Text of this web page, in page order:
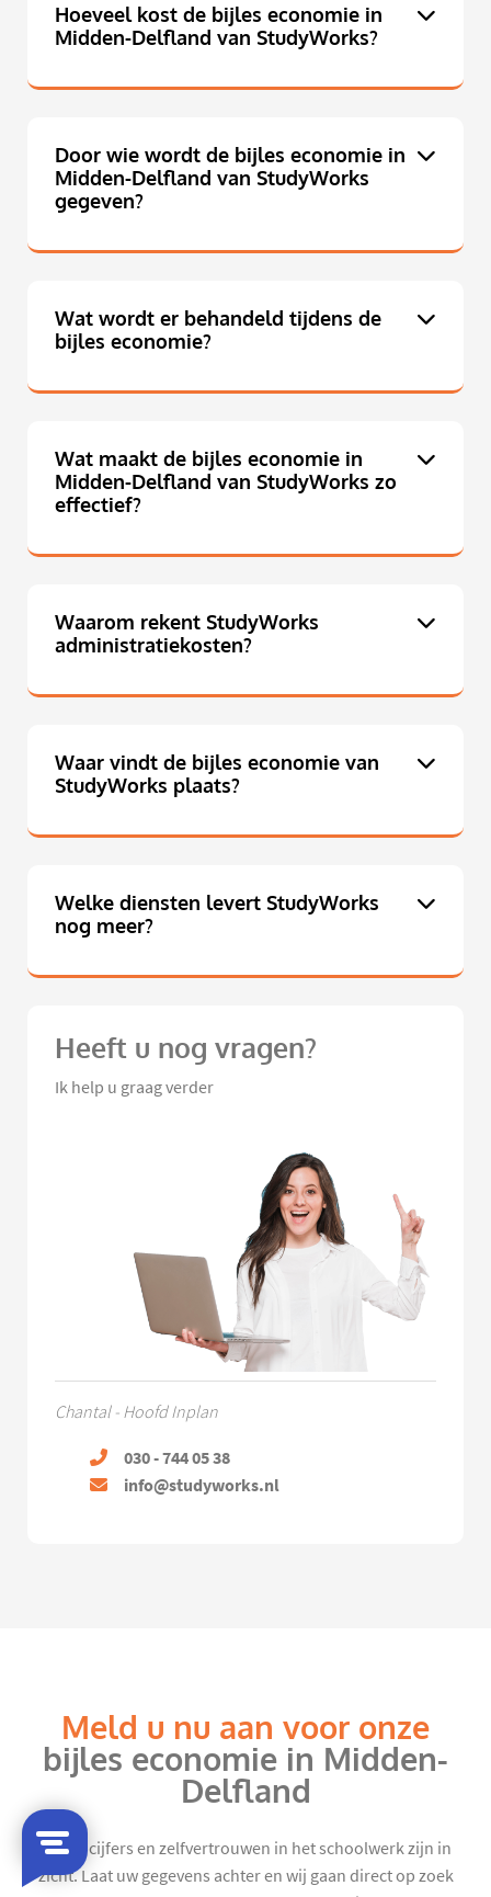
Hoeveel kost de bijles economie in
Midden-Delfland van StudyWorks?
Door wie wordt de bijles economie in
Midden-Delfland van StudyWorks
gegeven?
Wat wordt er behandeld tijdens de
bijles economie?
Wat maakt de bijles economie in
Midden-Delfland van StudyWorks zo
effectief?
Waarom rekent StudyWorks
administratiekosten?
Waar vindt de bijles economie van
StudyWorks plaats?
Welke diensten levert StudyWorks
nog meer?
Heeft u nog vragen?
Ik help u graag verder
Chantal - Hoofd Inplan
030 - 744 05 38
info@studyworks.nl
Meld u nu aan voor onze
bijles economie in Midden-
Delfland
Mooie cijfers en zelfvertrouwen in het schoolwerk zijn in
zicht. Laat uw gegevens achter en wij gaan direct op zoek